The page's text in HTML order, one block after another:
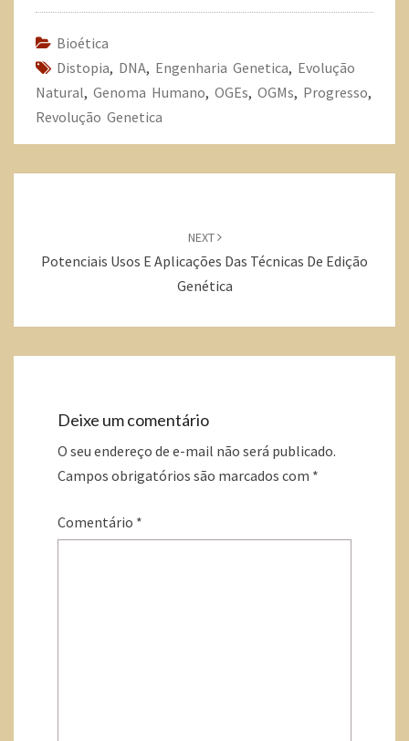
kBioética
Distopia, DNA, Engenharia Genetica, Evolução
Natural, Genoma Humano, OGEs, OGMs, Progresso,
Revolução Genetica
NEXT
Potenciais Usos E Aplicações Das Técnicas De Edição
Genética
Deixe um comentário
O seu endereço de e-mail não será publicado.
Campos obrigatórios são marcados com *
Comentário *